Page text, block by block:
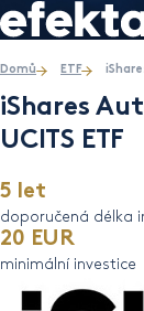
Domů ETF
iShares
UCITS ETF
5 let
doporučená délka
20 EUR
minimální investice